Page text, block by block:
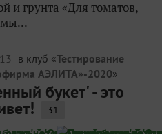
и грунта «Для томатов,
в клуб «Тестирование
АЭЛИТА»-2020»
букет' - это
31